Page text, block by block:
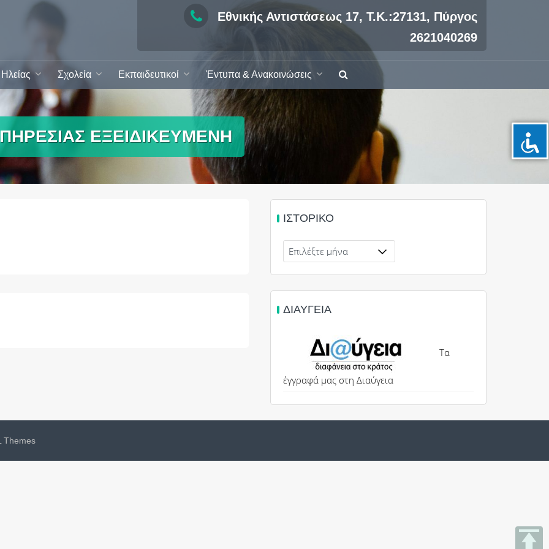
Εθνικής Αντιστάσεως 17, Τ.Κ.:27131, Πύργος
2621040269
Σχολεία Εκπαιδευτικοί Έντυπα & Ανακοινώσεις
ΕΞΕΙΔΙΚΕΥΜΕΝΗ
ΙΣΤΟΡΙΚΌ
Ιστορικό
ΔΙΑΎΓΕΙΑ
Τα
έγγραφά μας στη Διαύγεια
Themes